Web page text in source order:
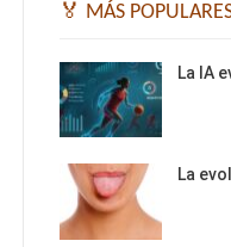
🏅 MÁS
La IA
La